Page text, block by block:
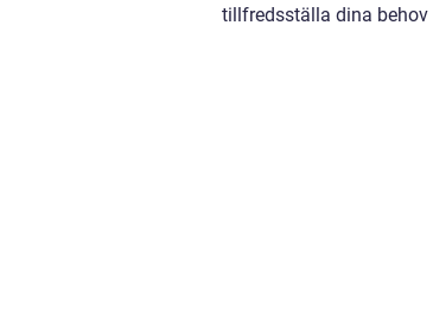
tillfredsställa dina behov